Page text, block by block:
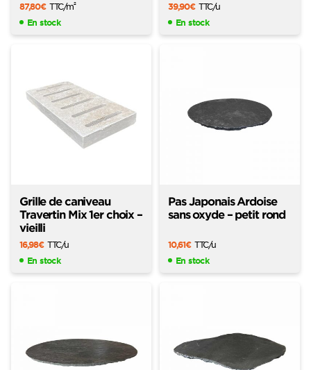
87,80€ TTC/m2
En stock
39,90€ TTC/u
En stock
Grille de caniveau
Travertin Mix 1er choix –
vieilli
16,98€ TTC/u
En stock
Pas Japonais Ardoise
sans oxyde – petit rond
10,61€ TTC/u
En stock